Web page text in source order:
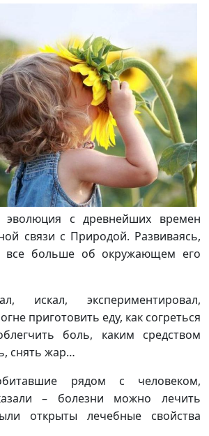
эволюция с древнейших времен
связи с Природой. Развиваясь,
все больше об окружающем его
искал, экспериментировал,
приготовить еду, как согреться
боль, каким средством
снять жар…
рядом с человеком,
– болезни можно лечить
открыты лечебные свойства